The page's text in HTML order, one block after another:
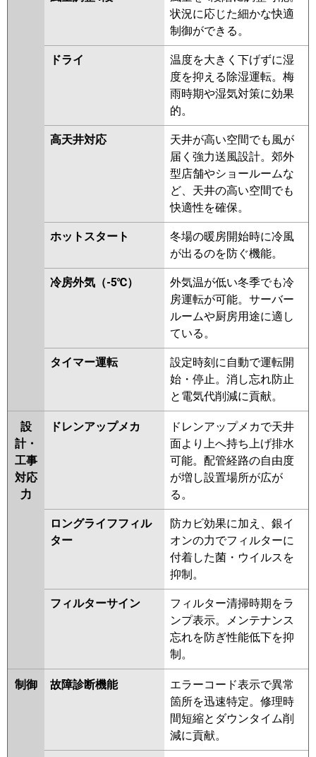
ZRMP80SELFY PLZ-
ZRMP80SEFGY PLZ-
ZRMP80SELFGY
PLZ-
ZRMP80SEFV PLZ-
ZRMP80SELFV PLZ-
ZRMP80SEFGV PLZ-
ZRMP80SELFGV
ZRMP80SEFR PLZ-
ZRMP80SELFR PLZ-
ZRMP80SELFGR PLZ-
ZRMP80SEFGR
RCI-GP80RGHJ8 RCI-GP80RGHJ7
RCI-GP80RGHJ6 RCI-GP80RGHJ5
RCI-GP80RGHJ4 RCI-GP80RGHJ3
RCI-AP80GHJ6 RCI-GP80RGHJ2
RCI-AP80GHJ5
FDTZ806HK6S FDTZ806HK6S-
FDTZ806HK6S-rak
FDTZ806HK6S-osj
FDTZ805HK5SA-rak
FDTZ805HK5SA-airf
FDTZ805HK5SA FDTZ805HK5SA-
FDTZ805HK5S-osj
FDTZ805HK5S-rak
FDTZ805HK5S-airf
FDTZ805HK5S
FDTZ805HK5S-
FDTZ805HK5S-airflex
パナソニック PA-P80U7SGNBX
PA-P80U7SGB PA-P80U7SGN PA-
PA-P80U6SGB PA-
P80U6SGNB PA-P80U6SGN
PA-
状況に応じた細かな快適
制御ができる。
ドライ
温度を大きく下げずに湿
度を抑える除湿運転。梅
雨時期や湿気対策に効果
的。
高天井対応
天井が高い空間でも風が
届く強力送風設計。郊外
型店舗やショールームな
ど、天井の高い空間でも
快適性を確保。
ホットスタート
冬場の暖房開始時に冷風
が出るのを防ぐ機能。
冷房外気（-5℃）
外気温が低い冬季でも冷
房運転が可能。サーバー
ルームや厨房用途に適し
ている。
タイマー運転
設定時刻に自動で運転開
始・停止。消し忘れ防止
と電気代削減に貢献。
設
計・
工事
対応
力
ドレンアップメカ
ドレンアップメカで天井
面より上へ持ち上げ排水
可能。配管経路の自由度
が増し設置場所が広が
る。
ロングライフフィル
ター
防カビ効果に加え、銀イ
オンの力でフィルターに
付着した菌・ウイルスを
抑制。
フィルターサイン
フィルター清掃時期をラ
ンプ表示。メンテナンス
忘れを防ぎ性能低下を抑
制。
制御 故障診断機能
エラーコード表示で異常
箇所を迅速特定。修理時
間短縮とダウンタイム削
減に貢献。